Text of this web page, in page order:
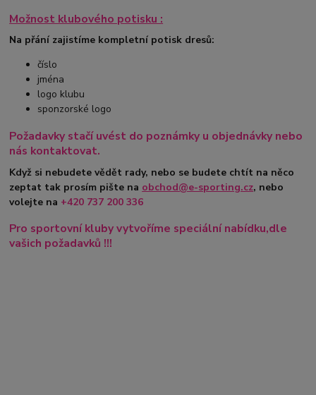
Možnost klubového potisku :
Na přání zajistíme kompletní potisk dresů:
číslo
jména
logo klubu
sponzorské logo
Požadavky stačí uvést do poznámky u objednávky nebo
nás kontaktovat.
Když si nebudete vědět rady, nebo se budete chtít na něco
zeptat tak prosím pište na obchod@e-sporting.cz, nebo
volejte na +420 737 200 336
Pro sportovní kluby vytvoříme speciální nabídku,dle
vašich požadavků !!!